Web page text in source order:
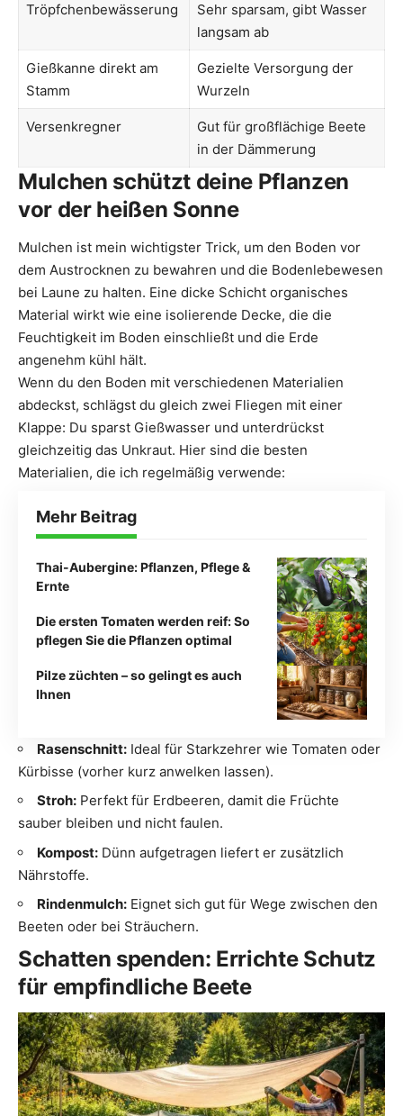
Tröpfchenbewässerung
Sehr sparsam, gibt Wasser
langsam ab
Gießkanne direkt am
Stamm
Gezielte Versorgung der
Wurzeln
Versenkregner
Gut für großflächige Beete
in der Dämmerung
Mulchen schützt deine Pflanzen
vor der heißen Sonne
Mulchen ist mein wichtigster Trick, um den Boden vor
dem Austrocknen zu bewahren und die Bodenlebewesen
bei Laune zu halten. Eine dicke Schicht organisches
Material wirkt wie eine isolierende Decke, die die
Feuchtigkeit im Boden einschließt und die Erde
angenehm kühl hält.
Wenn du den Boden mit verschiedenen Materialien
abdeckst, schlägst du gleich zwei Fliegen mit einer
Klappe: Du sparst Gießwasser und unterdrückst
gleichzeitig das Unkraut. Hier sind die besten
Materialien, die ich regelmäßig verwende:
Mehr Beitrag
Thai-Aubergine: Pflanzen, Pflege &
Ernte
Die ersten Tomaten werden reif: So
pflegen Sie die Pflanzen optimal
Pilze züchten – so gelingt es auch
Ihnen
Rasenschnitt: Ideal für Starkzehrer wie Tomaten oder
Kürbisse (vorher kurz anwelken lassen).
Stroh: Perfekt für Erdbeeren, damit die Früchte
sauber bleiben und nicht faulen.
Kompost: Dünn aufgetragen liefert er zusätzlich
Nährstoffe.
Rindenmulch: Eignet sich gut für Wege zwischen den
Beeten oder bei Sträuchern.
Schatten spenden: Errichte Schutz
für empfindliche Beete